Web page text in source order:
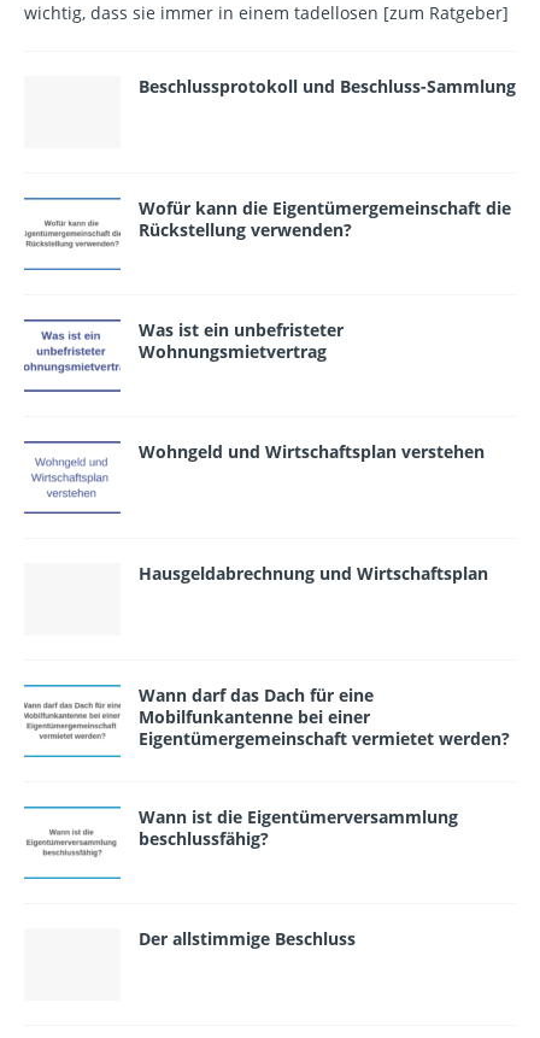
wichtig, dass sie immer in einem tadellosen [zum Ratgeber]
Beschlussprotokoll und Beschluss-Sammlung
Wofür kann die Eigentümergemeinschaft die
Rückstellung verwen­den?
Was ist ein unbefristeter
Wohnungsmietvertrag
Wohngeld und Wirtschaftsplan verstehen
Hausgeldabrechnung und Wirtschaftsplan
Wann darf das Dach für eine
Mobilfunkantenne bei einer
Eigentümergemeinschaft vermietet werden?
Wann ist die Eigentümerversammlung
beschlussfähig?
Der allstimmige Beschluss